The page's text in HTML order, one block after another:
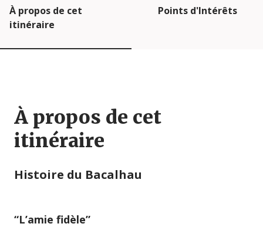
À propos de cet
itinéraire
Points d'Intérêts
À propos de cet
itinéraire
Histoire du Bacalhau
“L’amie fidèle”